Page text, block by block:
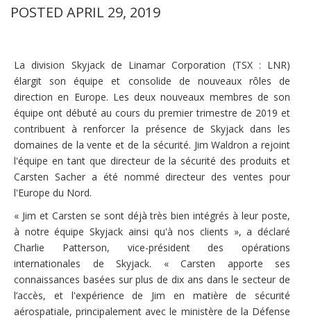
POSTED APRIL 29, 2019
La division Skyjack de Linamar Corporation (TSX : LNR)
élargit son équipe et consolide de nouveaux rôles de
direction en Europe. Les deux nouveaux membres de son
équipe ont débuté au cours du premier trimestre de 2019 et
contribuent à renforcer la présence de Skyjack dans les
domaines de la vente et de la sécurité. Jim Waldron a rejoint
l'équipe en tant que directeur de la sécurité des produits et
Carsten Sacher a été nommé directeur des ventes pour
l'Europe du Nord.
« Jim et Carsten se sont déjà très bien intégrés à leur poste,
à notre équipe Skyjack ainsi qu'à nos clients », a déclaré
Charlie Patterson, vice-président des opérations
internationales de Skyjack. « Carsten apporte ses
connaissances basées sur plus de dix ans dans le secteur de
l’accès, et l'expérience de Jim en matière de sécurité
aérospatiale, principalement avec le ministère de la Défense